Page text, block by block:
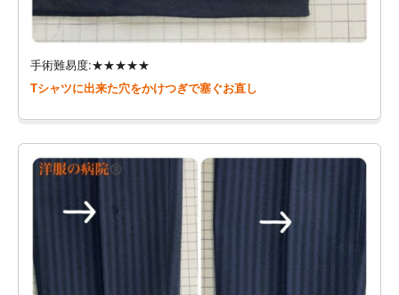
手術難易度:★★★★★
Tシャツに出来た穴をかけつぎで塞ぐお直し